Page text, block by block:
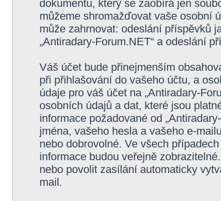
dokumentu, který se zaobírá jen
můžeme shromažďovat vaše osobní
může zahrnovat: odeslání příspěvků
„Antiradary-Forum.NET“ a odeslání
Váš účet bude přinejmenším
při přihlašování do vašeho účtu, a
údaje pro váš účet na „Antiradary-
osobních údajů a dat, které jsou
informace požadované od
jména, vašeho hesla a vašeho e-
nebo dobrovolné. Ve všech
informace budou veřejně
nebo povolit zasílání automaticky
mail.